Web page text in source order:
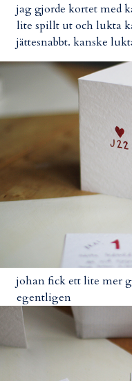
jag gjorde kortet med
lite spillt ut och lukta
jättesnabbt. kanske
johan fick ett lite mer
egentligen